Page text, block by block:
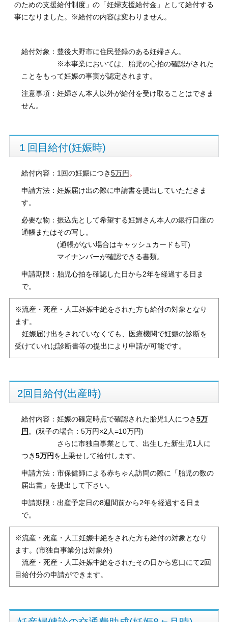
のための支援給付制度」の「妊婦支援給付金」として給付する
事になりました。※給付の内容は変わりません。
給付対象：豊後大野市に住民登録のある妊婦さん。
※本事業においては、胎児の心拍の確認がされた
ことをもって妊娠の事実が認定されます。
注意事項：妊婦さん本人以外が給付を受け取ることはできま
せん。
１回目給付(妊娠時)
給付内容：1回の妊娠につき 5万円 。
申請方法：妊娠届け出の際に申請書を提出していただきま
す。
必要な物：振込先として希望する妊婦さん本人の銀行口座の
通帳またはその写し。
(通帳がない場合はキャッシュカードも可)
マイナンバーが確認できる書類。
申請期限：胎児心拍を確認した日から2年を経過する日ま
で。
※流産・死産・人工妊娠中絶をされた方も給付の対象となり
ます。
妊娠届け出をされていなくても、医療機関で妊娠の診断を
受けていれば診断書等の提出により申請が可能です。
2回目給付(出産時)
給付内容：妊娠の確定時点で確認された胎児1人につき 5万
円 。(双子の場合：5万円×2人=10万円)
さらに市独自事業として、出生した新生児1人に
つき 5万円 を上乗せして給付します。
申請方法：市保健師による赤ちゃん訪問の際に「胎児の数の
届出書」を提出して下さい。
申請期限：出産予定日の8週間前から2年を経過する日ま
で。
※流産・死産・人工妊娠中絶をされた方も給付の対象となり
ます。(市独自事業分は対象外)
流産・死産・人工妊娠中絶をされたその日から窓口にて2回
目給付分の申請ができます。